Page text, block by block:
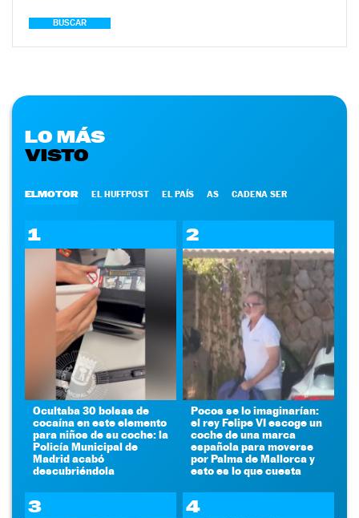
BUSCAR
LO MÁS
VISTO
ELMOTOR EL HUFFPOST EL PAÍS AS CADENA SER
1
Ocultaba 30 bolsas de
cocaína en este elemento
para niños de su coche: la
Policía Municipal de
Madrid acabó
descubriéndola
2
Pocos se lo imaginarían:
el rey Felipe VI escoge un
coche de una marca
española para moverse
por Palma de Mallorca y
esto es lo que cuesta
3 4